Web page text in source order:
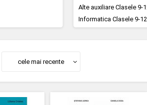
Alte auxiliare Clasele 9-
Informatica Clasele 9-
cele mai recente